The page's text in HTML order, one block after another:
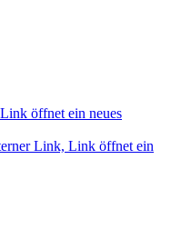
öffnet ein neues
Link, Link öffnet ein